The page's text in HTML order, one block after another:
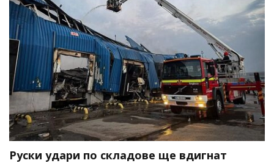
Руски удари по складове ще вдигнат